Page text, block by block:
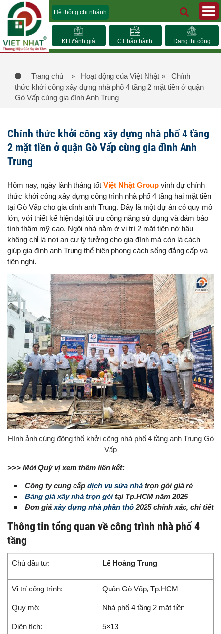
Hệ thống chi nhánh
KH đánh giá CT bảo hành Đang thi công
Trang chủ » Hoạt động của Việt Nhật » Chính
thức khởi công xây dựng nhà phố 4 tầng 2 mặt tiền ở quận
Gò Vấp cùng gia đình Anh Trung
Chính thức khởi công xây dựng nhà phố 4 tầng
2 mặt tiền ở quận Gò Vấp cùng gia đình Anh
Trung
Hôm nay, ngày lành tháng tốt Việt Nhật Group vinh dự chính
thức khởi công xây dựng công trình nhà phố 4 tầng hai mặt tiền
tại Gò Vấp cho gia đình anh Trung. Đây là một dự án có quy mô
lớn, với thiết kế hiện đại tối ưu công năng sử dụng và đảm bảo
tính thẩm mỹ cao. Ngôi nhà nằm ở vị trí 2 mặt tiền nở hậu
không chỉ là nơi an cư lý tưởng cho gia đình mà còn là cách
giúp gia đình anh Trung thể hiện phong cách sống đẳng cấp và
tiện nghi.
Hình ảnh cúng động thổ khởi công nhà phố 4 tầng anh Trung Gò
Vấp
>>> Mời Quý vị xem thêm liên kết:
Công ty cung cấp dịch vụ sửa nhà trọn gói giá rẻ
Bảng giá xây nhà trọn góitại Tp.HCM năm 2025
Đơn giáxây dựng nhà phần thô2025 chính xác, chi tiết
Thông tin tổng quan về công trình nhà phố 4
tầng
Chủ đầu tư: Lê Hoàng Trung
Vị trí công trình: Quận Gò Vấp, Tp.HCM
Quy mô: Nhà phố 4 tầng 2 mặt tiền
Diện tích: 5×13